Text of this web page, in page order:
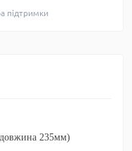
підтримки
235мм)